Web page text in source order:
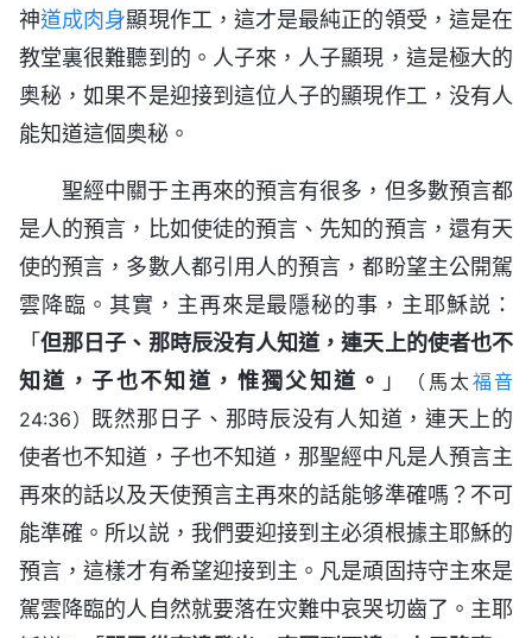
神道成肉身顯現作工，這才是最純正的領受，這是在
教堂裏很難聽到的。人子來，人子顯現，這是極大的
奥秘，如果不是迎接到這位人子的顯現作工，没有人
能知道這個奥秘。
聖經中關于主再來的預言有很多，但多數預言都
是人的預言，比如使徒的預言、先知的預言，還有天
使的預言，多數人都引用人的預言，都盼望主公開駕
雲降臨。其實，主再來是最隱秘的事，主耶穌説：
「但那日子、那時辰没有人知道，連天上的使者也不
知道，子也不知道，惟獨父知道。 」 （馬太 福音
24:36）
既然那日子、那時辰没有人知道，連天上的
使者也不知道，子也不知道，那聖經中凡是人預言主
再來的話以及天使預言主再來的話能够準確嗎？不可
能準確。所以説，我們要迎接到主必須根據主耶穌的
預言，這樣才有希望迎接到主。凡是頑固持守主來是
駕雲降臨的人自然就要落在灾難中哀哭切齒了。主耶